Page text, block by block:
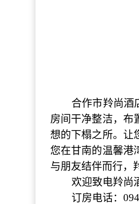
合作市羚尚酒
房间干净整洁，布
想的下榻之所。让
您在甘南的温馨港
与朋友结伴而行，
欢迎致电羚尚
订房电话：